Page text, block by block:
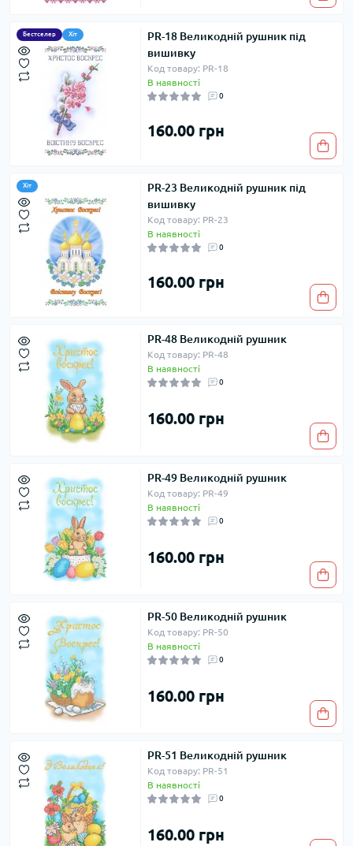
Бестселер Хіт
PR-18 Великодній рушник під
вишивку
Код товару: PR-18
В наявності
0
160.00 грн
Хіт
PR-23 Великодній рушник під
вишивку
Код товару: PR-23
В наявності
0
160.00 грн
PR-48 Великодній рушник
Код товару: PR-48
В наявності
0
160.00 грн
PR-49 Великодній рушник
Код товару: PR-49
В наявності
0
160.00 грн
PR-50 Великодній рушник
Код товару: PR-50
В наявності
0
160.00 грн
PR-51 Великодній рушник
Код товару: PR-51
В наявності
0
160.00 грн